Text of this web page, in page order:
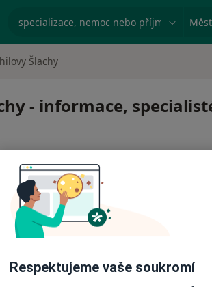
specializace, nemoc nebo příjmení
Šlachy
- informace,
konzultaci pro zahájení nebo
v ordinaci.
Respektujeme vaše soukromí